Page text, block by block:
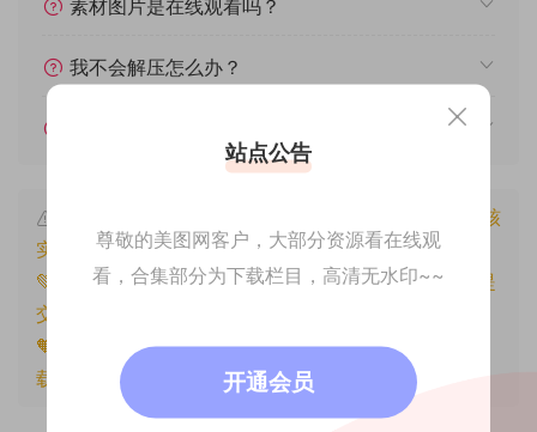
素材图片是在线观看吗？
我不会解压怎么办？
本文资源仅供个人参考学习，请勿批量搬运，一经核
实将封禁账号权限！
💚本文资源均来源网友分享，若侵犯了您的权益可以提
交工单处理。
🧡原文链接：https://www.znjfg.com/1267.html
载请注明出处。
站点公告
尊敬的美图网客户，大部分资源看在线观
看，合集部分为下载栏目，高清无水印~~
开通会员